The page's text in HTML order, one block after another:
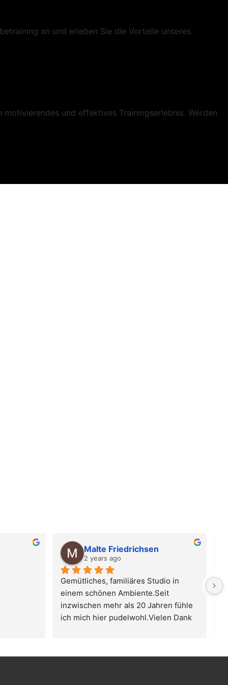
an und erleben Sie die Vorteile unseres
und effektives Trainingserlebnis. Werden
Malte Friedrichsen
2 years ago
Gemütliches, familiäres Studio in
einem schönen Ambiente.Seit
inzwischen mehr als 20 Jahren fühle
ich mich hier pudelwohl.Vielen Dank